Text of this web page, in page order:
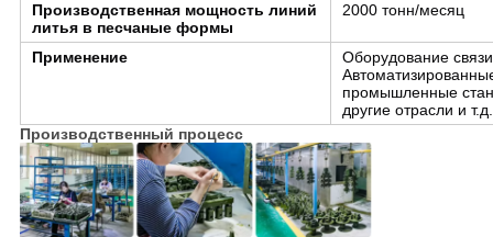
Производственная мощность линий
литья в песчаные формы
2000 тонн/месяц
Применение
Оборудование
промышленные
другие отрасли и т.д.
Производственный процесс